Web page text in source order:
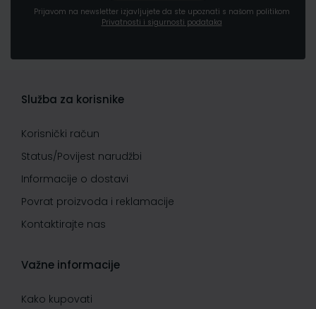
Prijavom na newsletter izjavljujete da ste upoznati s našom politikom
Privatnosti i sigurnosti podataka
Služba za korisnike
Korisnički račun
Status/Povijest narudžbi
Informacije o dostavi
Povrat proizvoda i reklamacije
Kontaktirajte nas
Važne informacije
Kako kupovati